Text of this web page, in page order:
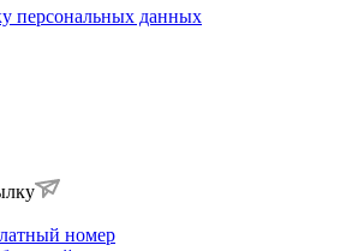
персональных данных
номер